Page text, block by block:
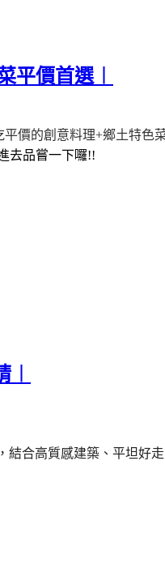
平價首選︱
平價的創意料理+鄉土特色
去品嘗一下囉!!
合高質感建築、平坦好